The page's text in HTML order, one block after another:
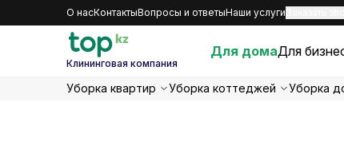
О насКонтактыВопросы и ответыНаши услуги
Клининговая компания
Для домаДля
Уборка квартир Уборка коттеджей Уборка